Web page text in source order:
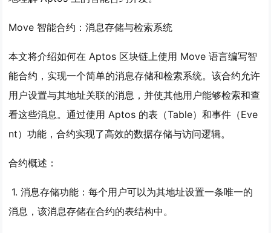
Move 智能合约：消息存储与检索系统
本文将介绍如何在 Aptos 区块链上使用 Move 语言编写智
能合约，实现一个简单的消息存储和检索系统。该合约允许
用户设置与其地址关联的消息，并使其他用户能够检索和查
看这些消息。通过使用 Aptos 的表（Table）和事件（Eve
nt）功能，合约实现了高效的数据存储与访问逻辑。
合约概述：
​ 1.消息存储功能 ：每个用户可以为其地址设置一条唯一的
消息，该消息存储在合约的表结构中。